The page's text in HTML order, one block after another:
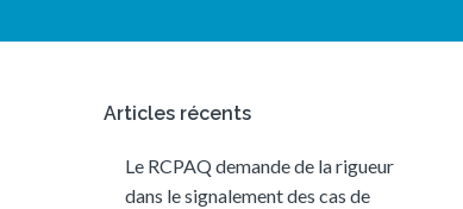
Articles récents
Le RCPAQ demande de la rigueur
dans le signalement des cas de